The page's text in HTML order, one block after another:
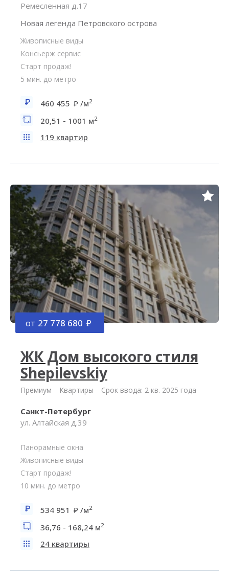
Ремесленная д.17
Новая легенда Петровского острова
Живописные виды
Консьерж сервис
Старт продаж!
5 мин. до метро
460 455 /м2
20,51 - 1001 м2
119 квартир
от 27 778 680
ЖК Дом высокого стиля
Shepilevskiy
Премиум Квартиры Срок ввода: 2 кв. 2025 года
Санкт-Петербург
ул. Алтайская д.39
Панорамные окна
Живописные виды
Старт продаж!
10 мин. до метро
534 951 /м2
36,76 - 168,24 м2
24 квартиры